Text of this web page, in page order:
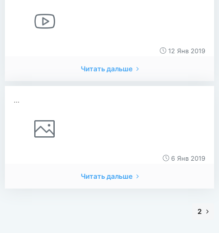
12 Янв 2019
Читать дальше
...
6 Янв 2019
Читать дальше
2